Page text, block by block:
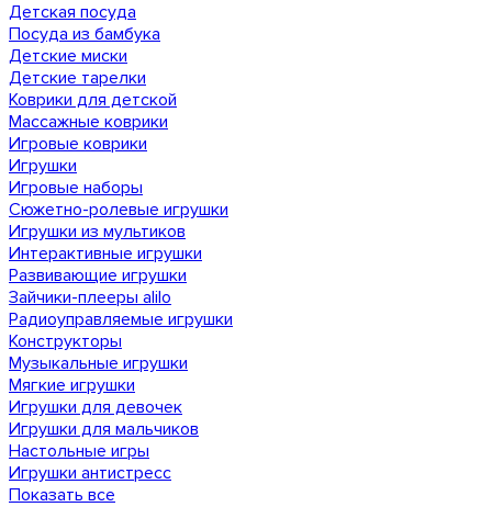
Детская посуда
Посуда из бамбука
Детские миски
Детские тарелки
Коврики для детской
Массажные коврики
Игровые коврики
Игрушки
Игровые наборы
Сюжетно-ролевые игрушки
Игрушки из мультиков
Интерактивные игрушки
Развивающие игрушки
Зайчики-плееры alilo
Радиоуправляемые игрушки
Конструкторы
Музыкальные игрушки
Мягкие игрушки
Игрушки для девочек
Игрушки для мальчиков
Настольные игры
Игрушки антистресс
Показать все